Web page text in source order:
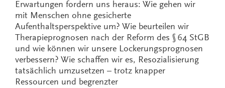
Erwartungen fordern uns heraus: Wie gehen wir
mit Menschen ohne gesicherte
Aufenthaltsperspektive um? Wie beurteilen wir
Therapieprognosen nach der Reform des § 64 StGB
und wie können wir unsere Lockerungsprognosen
verbessern? Wie schaffen wir es, Resozialisierung
tatsächlich umzusetzen – trotz knapper
Ressourcen und begrenzter